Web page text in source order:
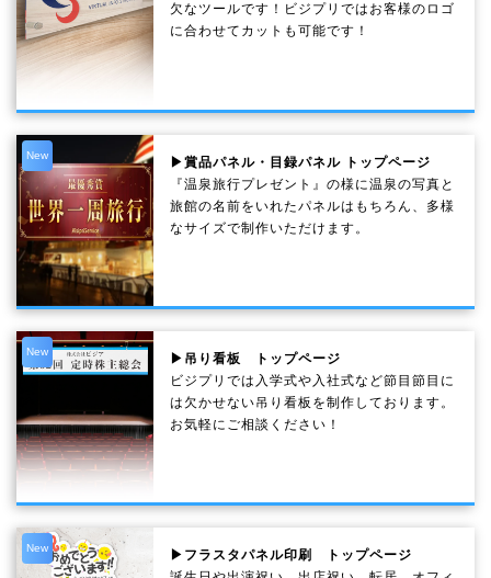
欠なツールです！ビジプリではお客様のロゴ
に合わせてカットも可能です！
New
▶賞品パネル・目録パネル トップページ
『温泉旅行プレゼント』の様に温泉の写真と
旅館の名前をいれたパネルはもちろん、多様
なサイズで制作いただけます。
New
▶吊り看板 トップページ
ビジプリでは入学式や入社式など節目節目に
は欠かせない吊り看板を制作しております。
お気軽にご相談ください！
New
▶フラスタパネル印刷 トップページ